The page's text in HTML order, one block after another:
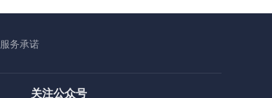
服务承诺
关注公众号